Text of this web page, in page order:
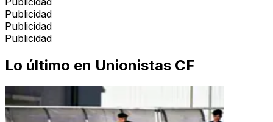
Publicidad
Publicidad
Publicidad
Lo último en Unionistas CF